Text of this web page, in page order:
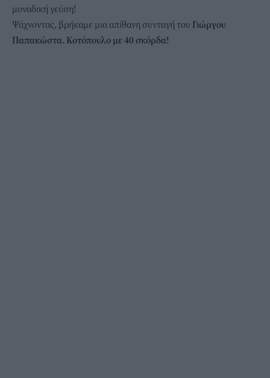
μοναδική γεύση!
Ψάχνοντας, βρήκαμε μια απίθανη συνταγή του Γιώργου
Παπακώστα. Κοτόπουλο με 40 σκόρδα!